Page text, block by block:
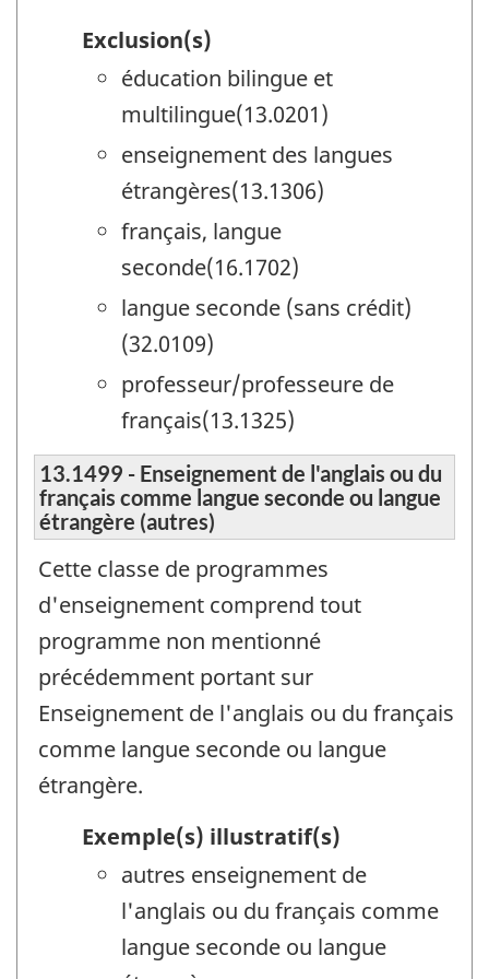
Exclusion(s)
éducation bilingue et
multilingue(13.0201)
enseignement des langues
étrangères(13.1306)
français, langue
seconde(16.1702)
langue seconde (sans crédit)
(32.0109)
professeur/professeure de
français(13.1325)
13.1499 - Enseignement de l'anglais ou du
français comme langue seconde ou langue
étrangère (autres)
Cette classe de programmes
d'enseignement comprend tout
programme non mentionné
précédemment portant sur
Enseignement de l'anglais ou du français
comme langue seconde ou langue
étrangère.
Exemple(s) illustratif(s)
autres enseignement de
l'anglais ou du français comme
langue seconde ou langue